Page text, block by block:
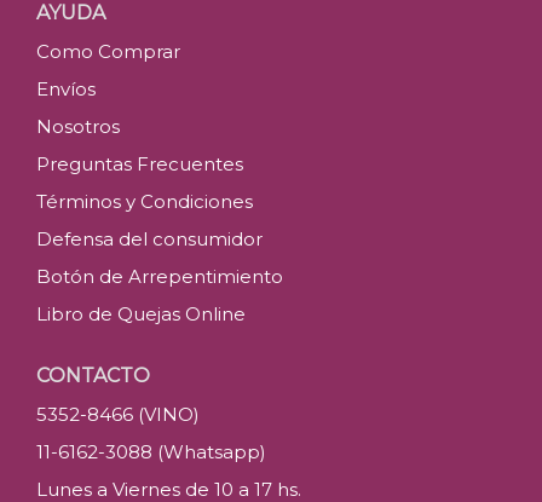
AYUDA
Como Comprar
Envíos
Nosotros
Preguntas Frecuentes
Términos y Condiciones
Defensa del consumidor
Botón de Arrepentimiento
Libro de Quejas Online
CONTACTO
5352-8466 (VINO)
11-6162-3088 (Whatsapp)
Lunes a Viernes de 10 a 17 hs.